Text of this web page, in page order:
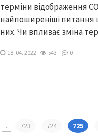
терміни відображення
найпоширеніші питання
них. Чи впливає зміна
18. 04. 2022 543 0
... 723 724 725